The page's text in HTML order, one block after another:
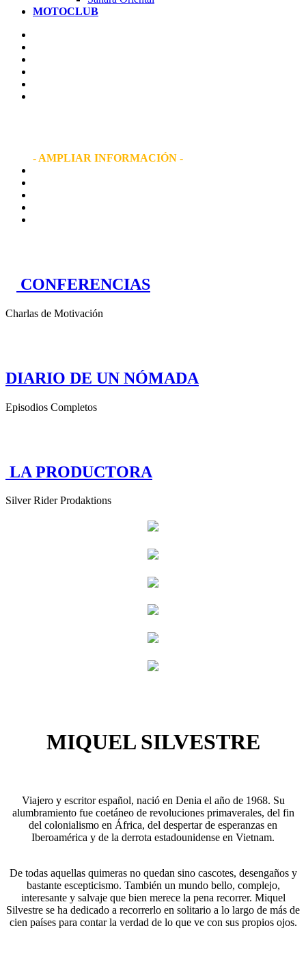
MOTOCLUB
- AMPLIAR INFORMACIÓN -
CONFERENCIAS
Charlas de Motivación
DIARIO DE UN NÓMADA
Episodios Completos
LA PRODUCTORA
Silver Rider Prodaktions
MIQUEL SILVESTRE
Viajero y escritor español, nació en Denia el año de 1968. Su
alumbramiento fue coetáneo de revoluciones primaverales, del fin
del colonialismo en África, del despertar de esperanzas en
Iberoamérica y de la derrota estadounidense en Vietnam.
De todas aquellas quimeras no quedan sino cascotes, desengaños y
bastante escepticismo. También un mundo bello, complejo,
interesante y salvaje que bien merece la pena recorrer. Miquel
Silvestre se ha dedicado a recorrerlo en solitario a lo largo de más de
cien países para contar la verdad de lo que ve con sus propios ojos.